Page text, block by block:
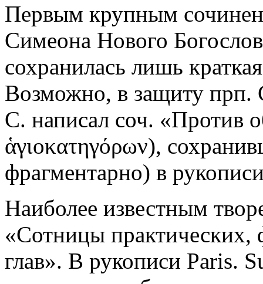
Первым крупным
Симеона Нового
сохранилась лишь
Возможно, в защиту прп.
С. написал соч. «Против
ἁγιοκατηγόρων),
фрагментарно) в
Наиболее известным
«Сотницы практических,
глав». В рукописи Paris.